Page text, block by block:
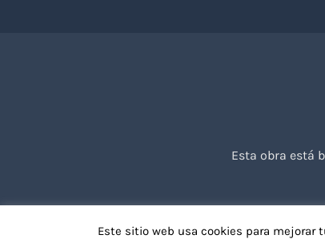
Esta obra está
Este sitio web usa cookies para mejorar